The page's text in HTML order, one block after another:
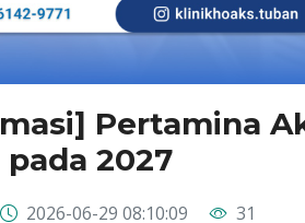
Pertamina
2027
2026-06-29 08:10:09
31